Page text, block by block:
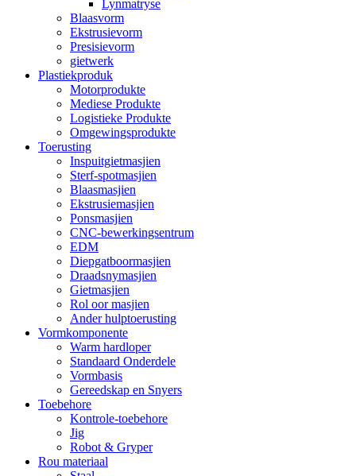
Lynmatryse
Blaasvorm
Ekstrusievorm
Presisievorm
gietwerk
Plastiekproduk
Motorprodukte
Mediese Produkte
Logistieke Produkte
Omgewingsprodukte
Toerusting
Inspuitgietmasjien
Sterf-spotmasjien
Blaasmasjien
Ekstrusiemasjien
Ponsmasjien
CNC-bewerkingsentrum
EDM
Diepgatboormasjien
Draadsnymasjien
Gietmasjien
Rol oor masjien
Ander hulptoerusting
Vormkomponente
Warm hardloper
Standaard Onderdele
Vormbasis
Gereedskap en Snyers
Toebehore
Kontrole-toebehore
Jig
Robot & Gryper
Rou materiaal